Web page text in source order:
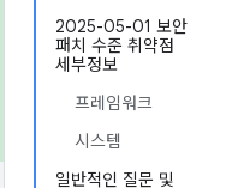
2025-05-01 보안
패치 수준 취약점
세부정보
프레임워크
시스템
일반적인 질문 및